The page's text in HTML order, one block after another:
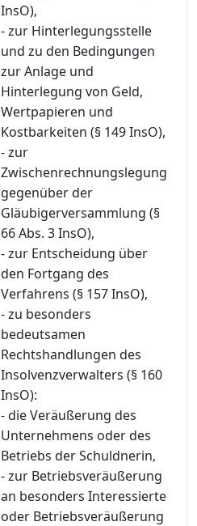
InsO),
- zur Hinterlegungsstelle
und zu den Bedingungen
zur Anlage und
Hinterlegung von Geld,
Wertpapieren und
Kostbarkeiten (§ 149 InsO),
- zur
Zwischenrechnungslegung
gegenüber der
Gläubigerversammlung (§
66 Abs. 3 InsO),
- zur Entscheidung über
den Fortgang des
Verfahrens (§ 157 InsO),
- zu besonders
bedeutsamen
Rechtshandlungen des
Insolvenzverwalters (§ 160
InsO):
- die Veräußerung des
Unternehmens oder des
Betriebs der Schuldnerin,
- zur Betriebsveräußerung
an besonders Interessierte
oder Betriebsveräußerung